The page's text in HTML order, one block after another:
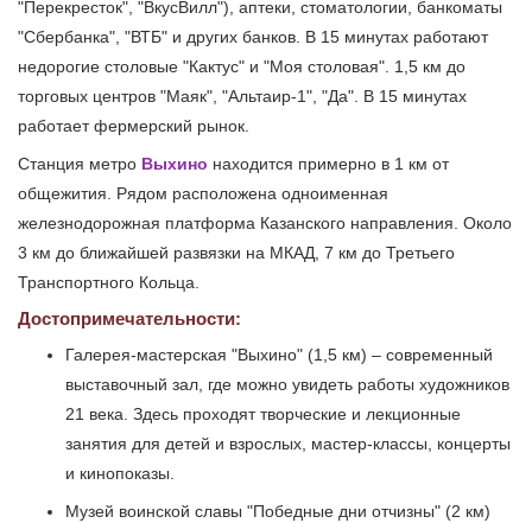
"Перекресток", "ВкусВилл"), аптеки, стоматологии, банкоматы
"Сбербанка", "ВТБ" и других банков. В 15 минутах работают
недорогие столовые "Кактус" и "Моя столовая". 1,5 км до
торговых центров "Маяк", "Альтаир-1", "Да". В 15 минутах
работает фермерский рынок.
Станция метро Выхино находится примерно в 1 км от
общежития. Рядом расположена одноименная
железнодорожная платформа Казанского направления. Около
3 км до ближайшей развязки на МКАД, 7 км до Третьего
Транспортного Кольца.
Достопримечательности:
Галерея-мастерская "Выхино" (1,5 км) – современный
выставочный зал, где можно увидеть работы художников
21 века. Здесь проходят творческие и лекционные
занятия для детей и взрослых, мастер-классы, концерты
и кинопоказы.
Музей воинской славы "Победные дни отчизны" (2 км)